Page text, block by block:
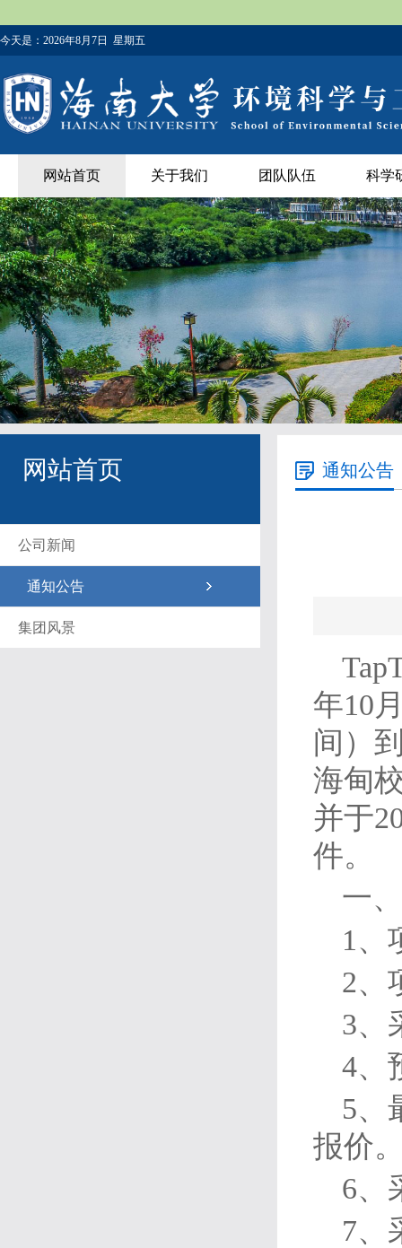
今天是： 2026年8月7日 星期五
网站首页 关于我们 团队队伍 科学
网站首页
公司新闻
通知公告
集团风景
通知公告
年10
间）
海甸
并于
件。
一
1、
2、
3、
4、
5、
报价
6、
7、